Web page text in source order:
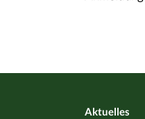
Aktuelles